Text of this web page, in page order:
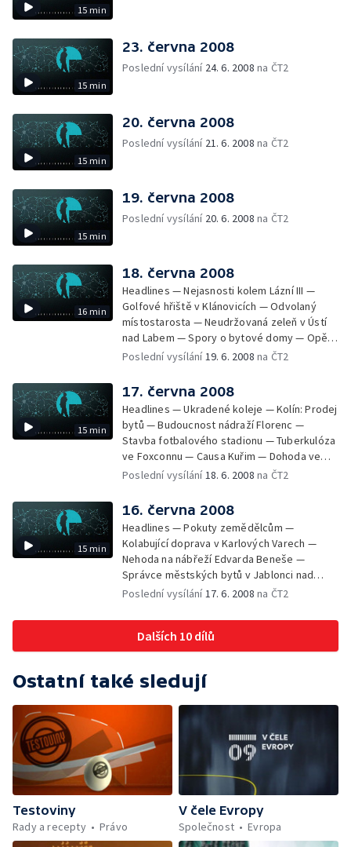
15 min
15 min
23. června 2008
Poslední vysílání 24. 6. 2008 na ČT2
15 min
20. června 2008
Poslední vysílání 21. 6. 2008 na ČT2
15 min
19. června 2008
Poslední vysílání 20. 6. 2008 na ČT2
16 min
18. června 2008
Headlines — Nejasnosti kolem Lázní III —
Golfové hřiště v Klánovicích — Odvolaný
místostarosta — Neudržovaná zeleň v Ústí
nad Labem — Spory o bytové domy — Opět
průjezdná křižovatka — Výstavba okruhu
Kuřimská kauza 2. dnem u soudu — Poplatky
novorozenců v porodnici — Milovice —
Nejkrásnější nádraží
Poslední vysílání19. 6. 2008 na ČT2
15 min
17. června 2008
Headlines — Ukradené koleje — Kolín: Prodej
bytů — Budoucnost nádraží Florenc —
Stavba fotbalového stadionu — Tuberkulóza
ve Foxconnu — Causa Kuřim — Dohoda ve
straně Zelených — Tunelování Lesů ČR? —
Pictus naposledy v ČR
Poslední vysílání18. 6. 2008 na ČT2
15 min
16. června 2008
Headlines — Pokuty zemědělcům —
Kolabující doprava v Karlových Varech —
Nehoda na nábřeží Edvarda Beneše —
Správce městských bytů v Jablonci nad
Nisou — Kateřina Jacques odstoupila ze své
— Marcela Urbanová obviněna z křivé
výpovědi — Nadprůměrná sklizeň obilí —
Zloději památek — Projekt vagon —
Poslední vysílání17. 6. 2008 na ČT2
Dalších 10 dílů
Ostatní také sledují
Testoviny
Rady a recepty
Právo
V čele Evropy
Společnost
Evropa